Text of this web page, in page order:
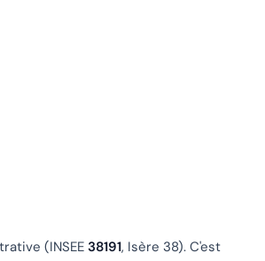
(INSEE38191, Isère 38). C'est